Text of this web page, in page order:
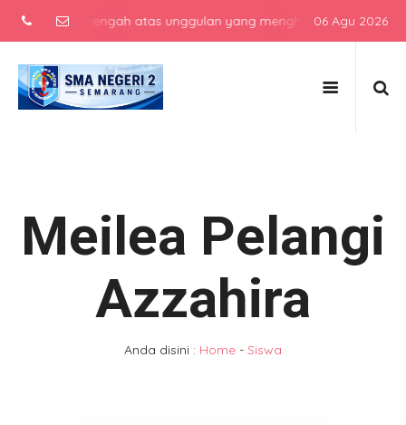
menengah atas unggulan yang menghasilkan lulusan
06 Agu 2026
Meilea Pelangi
Azzahira
Anda disini : Home - Siswa